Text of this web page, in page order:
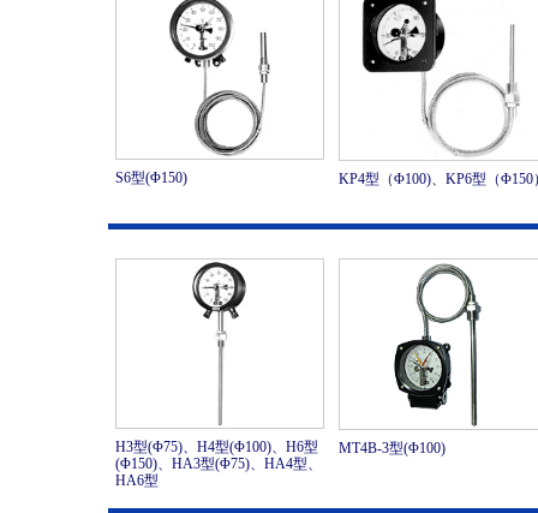
S6型(Φ150) KP4型（Φ100)、KP6型（Φ150
H3型(Φ75)、H4型(Φ100)、H6型
(Φ150)、HA3型(Φ75)、HA4型、
HA6型
MT4B-3型(Φ100)